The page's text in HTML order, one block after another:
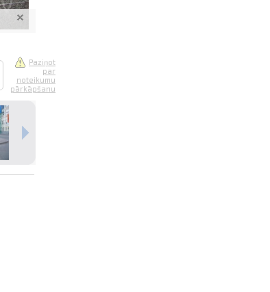
Paziņot
par
noteikumu
pārkāpšanu